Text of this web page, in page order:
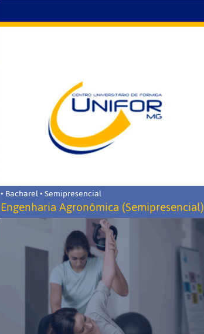
• Bacharel • Semipresencial
Engenharia Agronômica (Semipresencial)